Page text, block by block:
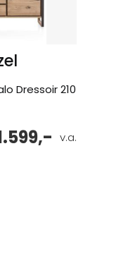
Dressoir 210
v.a.